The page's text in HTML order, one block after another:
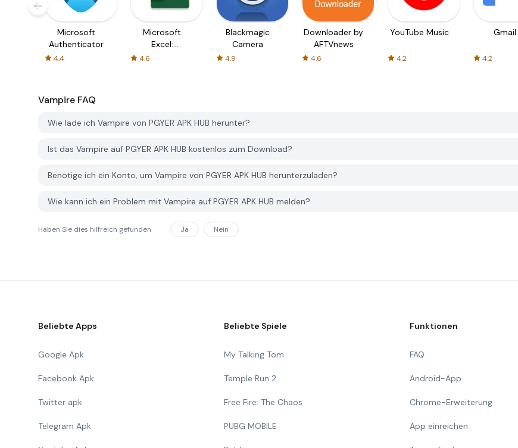
Microsoft
Authenticator
4.4
Microsoft
Excel:
Spreadsheets
4.6
Blackmagic
Camera
4.9
Downloader by
AFTVnews
4.6
YouTube Music
4.2
Gmail
4.2
Vampire FAQ
Wie lade ich Vampire von PGYER APK HUB herunter?
Ist das Vampire auf PGYER APK HUB kostenlos zum Download?
Benötige ich ein Konto, um Vampire von PGYER APK HUB herunterzuladen?
Wie kann ich ein Problem mit Vampire auf PGYER APK HUB melden?
Haben Sie dies hilfreich gefunden Ja Nein
Beliebte Apps
Google Apk
Facebook Apk
Twitter apk
Telegram Apk
Beliebte Spiele
My Talking Tom
Temple Run 2
Free Fire: The Chaos
PUBG MOBILE
Funktionen
FAQ
Android-App
Chrome-Erweiterung
App einreichen